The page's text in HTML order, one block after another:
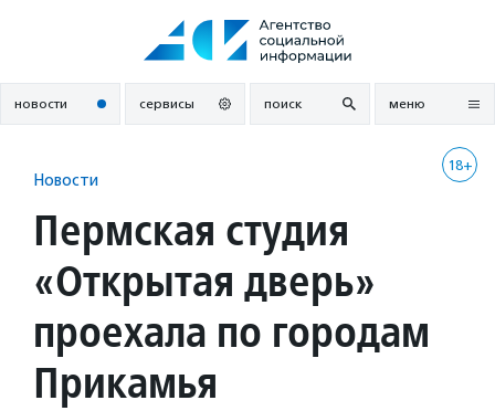
новости сервисы поиск меню
18+
Новости
Пермская студия
«Открытая дверь»
проехала по городам
Прикамья